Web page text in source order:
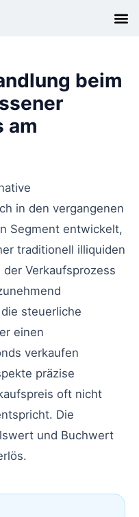
beim
am
in den vergangenen
Segment entwickelt,
traditionell illiquiden
Verkaufsprozess
steuerliche
einen
verkaufen
präzise
oft nicht
Die
und Buchwert